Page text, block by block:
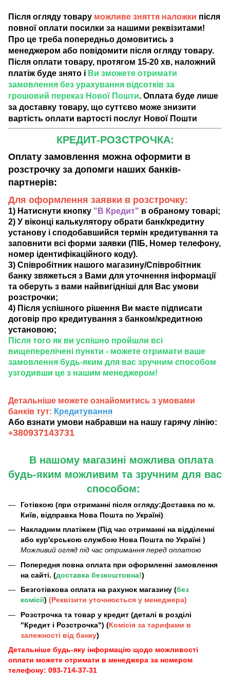
Після огляду товару можливе зняття наложки після
повної оплати посилки за нашими реквізитами!
Про це треба попередньо домовитись з
менеджером або повідомити після огляду товару.
Після оплати товару, протягом 15-20 хв, наложний
платіж буде знято і Ви зможете отримати
замовлення без урахування відсотків за
грошовий переказ Нової Пошти. Оплата буде лише
за доставку товару, що суттєво може знизити
вартість оплати вартості послуг Нової Пошти
КРЕДИТ-РОЗСТРОЧКА:
Оплату замовлення можна оформити в
розстрочку за допомги наших банків-
партнерів:
Для оформлення заявки в розстрочку:
1) Натиснути кнопку "В Кредит" в обраному товарі;
2) У віконці калькулятору обрати банк/кредитну
установу і сподобавшийся термін кредитування та
заповнити всі форми заявки (ПІБ, Номер телефону,
номер ідентифікаційного коду).
3) Співробітник нашого магазину/Співробітник
банку звяжеться з Вами для уточнення інформації
та оберуть з вами найвигідніші для Вас умови
розстрочки;
4) Після успішного рішення Ви маєте підписати
договір про кредитування з банком/кредитною
установою;
Після того як ви успішно пройшли всі
вищеперелічені пункти - можете отримати ваше
замовлення будь-яким для вас зручним способом
узгодивши це з нашим менеджером!
Детальніше можете ознайомитись з умовами
банків тут: Кредитування
Або взнати умови набравши на нашу гарячу лінію:
+380937143731
В нашому магазині можлива оплата
будь-яким можливим та зручним для вас
способом:
Готівкою (при отриманні після огляду:Доставка по м.
Київ, відправка Нова Пошта по Україні)
Накладним платіжем (Під час отриманні на відділенні
або кур'єрською службою Нова Пошта по Україні )
Можливий огляд під час отримання перед оплатою
Попередня повна оплата при оформленні замовлення
на сайті. (доставка безкоштовна!)
Безготівкова оплата на рахунок магазину (без
комісії) (Реквізити уточнюється у менеджера)
Розстрочка та товар у кредит (деталі в розділі
"Кредит і Розстрочка") (Комісія за тарифами в
залежності від банку)
Детальніше будь-яку інформацію щодо можливості
оплати можете отримати в менеджера за номером
телефону: 093-714-37-31